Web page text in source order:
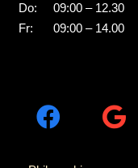
Do:
Fr:
09:00 – 12.30
09:00 – 14.00